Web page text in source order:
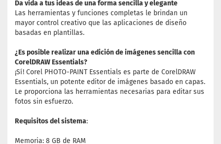
Da vida a tus ideas de una forma sencilla y elegante
Las herramientas y funciones completas le brindan un
mayor control creativo que las aplicaciones de diseño
basadas en plantillas.
¿Es posible realizar una edición de imágenes sencilla con
CorelDRAW Essentials?
¡Sí! Corel PHOTO-PAINT Essentials es parte de CorelDRAW
Essentials, un potente editor de imágenes basado en capas.
Le proporciona las herramientas necesarias para editar sus
fotos sin esfuerzo.
Requisitos del sistema:
Memoria: 8 GB de RAM